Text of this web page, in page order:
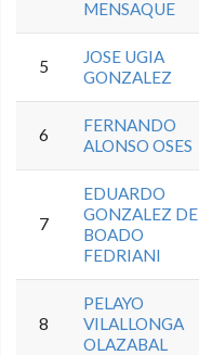
MENSAQUE
5
JOSE UGIA
GONZALEZ
6
FERNANDO
ALONSO OSES
7
EDUARDO
GONZALEZ DE
BOADO
FEDRIANI
8
PELAYO
VILALLONGA
OLAZABAL